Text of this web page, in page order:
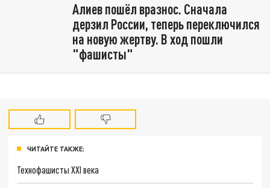
Алиев пошёл вразнос. Сначала
дерзил России, теперь переключился
на новую жертву. В ход пошли
"фашисты"
ЧИТАЙТЕ ТАКЖЕ:
Технофашисты XXI века